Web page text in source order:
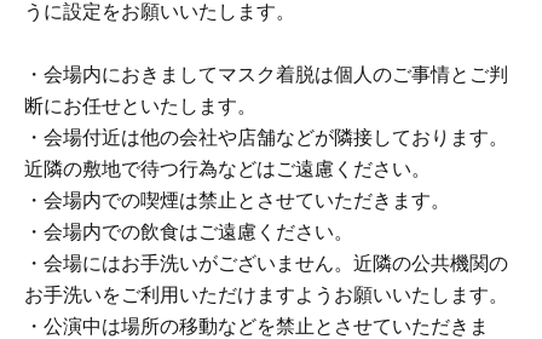
うに設定をお願いいたします。
・会場内におきましてマスク着脱は個人のご事情とご判
断にお任せといたします。
・会場付近は他の会社や店舗などが隣接しております。
近隣の敷地で待つ行為などはご遠慮ください。
・会場内での喫煙は禁止とさせていただきます。
・会場内での飲食はご遠慮ください。
・会場にはお手洗いがございません。近隣の公共機関の
お手洗いをご利用いただけますようお願いいたします。
・公演中は場所の移動などを禁止とさせていただきま